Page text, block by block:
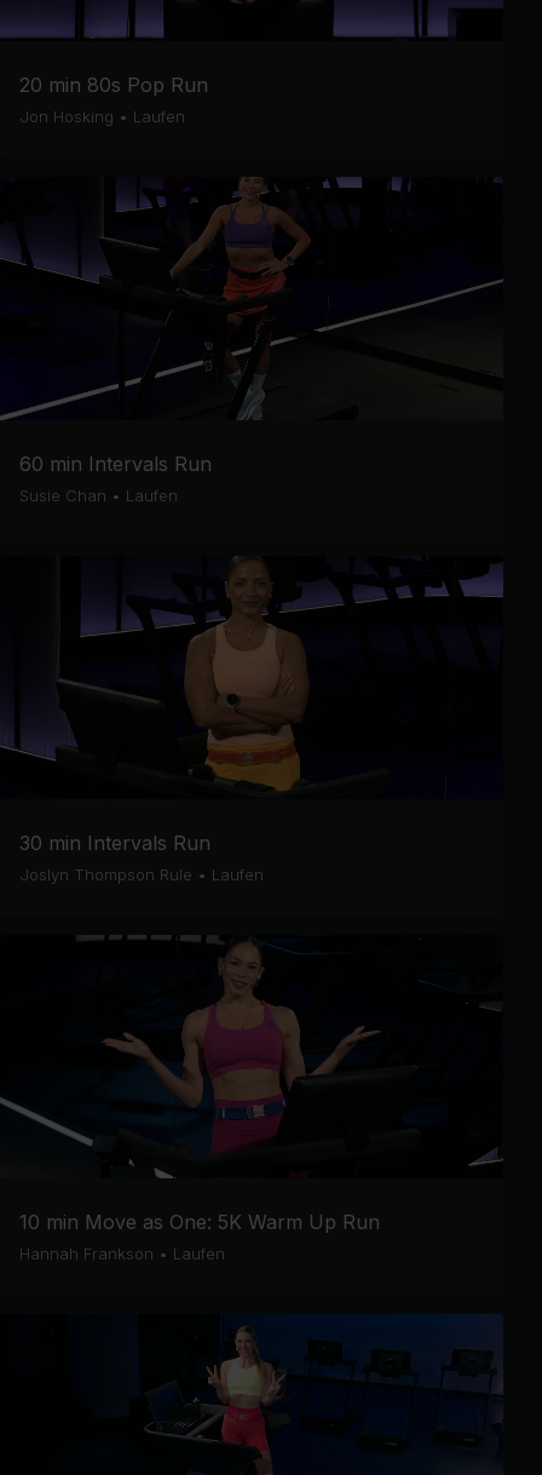
20 min 80s Pop Run
Jon Hosking • Laufen
60 min Intervals Run
Susie Chan • Laufen
30 min Intervals Run
Joslyn Thompson Rule • Laufen
10 min Move as One: 5K Warm Up Run
Hannah Frankson • Laufen